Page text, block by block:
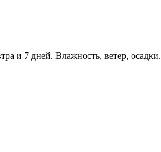
и 7 дней. Влажность, ветер, осадки.